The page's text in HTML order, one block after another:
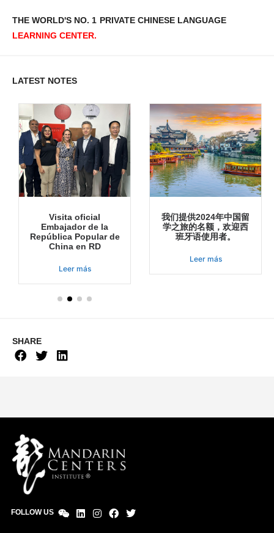
THE WORLD'S NO. 1 PRIVATE CHINESE LANGUAGE
LEARNING CENTER.
LATEST NOTES
Visita oficial
Embajador de la
República Popular de
China en RD
Leer más
我们提供2024年中国留
学之旅的名额，欢迎西
班牙语使用者。
Leer más
SHARE
FOLLOW US